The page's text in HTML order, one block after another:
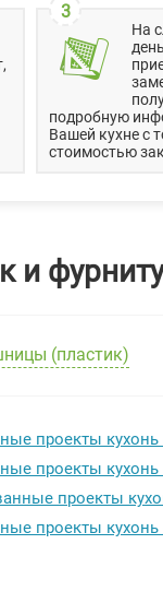
3
На
подробную
Вашей кухне с
стоимостью
и
(пластик)